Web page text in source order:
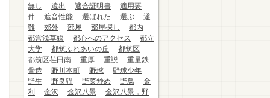
無し
遠出 適合証明書
適用要
件
遮音性能 選ばれた 選ぶ
避
難
郊外 部屋 部屋探し
都内
都営浅草線
都心へのアクセス
都立
大学
都筑ふれあいの丘
都筑区
都筑区荏田南
重厚 重説
重量鉄
骨造
野川本町 野球
野球少年
野生
野良猫 野菜炒め 野鳥
金
利
金沢 金沢八景
金沢八景，野